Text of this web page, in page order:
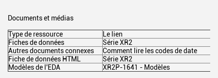
Documents et médias
Type de ressource
Le lien
Fiches de données
Série XR2
Autres documents connexes
Comment lire les codes de date
Fiche de données HTML
Série XR2
Modèles de l'EDA
XR2P-1641 - Modèles